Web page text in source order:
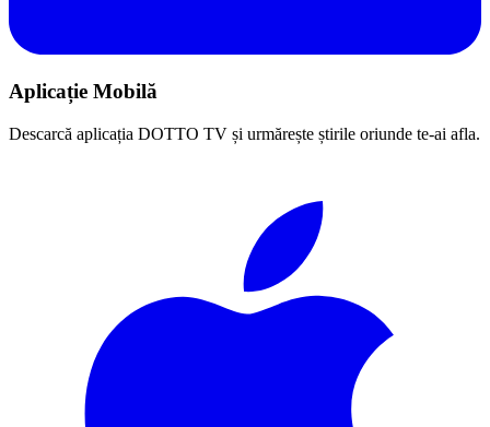
Aplicație Mobilă
Descarcă aplicația DOTTO TV și urmărește știrile oriunde te-ai afla.